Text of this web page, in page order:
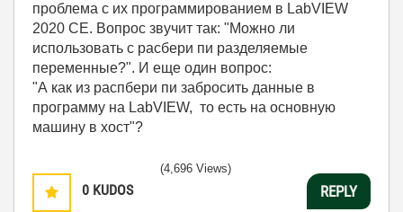
проблема с их программированием в LabVIEW
2020 СЕ. Вопрос звучит так: "Можно ли
использовать с расбери пи разделяемые
переменные?". И еще один вопрос:
"А как из распбери пи забросить данные в
программу на LabVIEW, то есть на основную
машину в хост"?
0 KUDOS
(4,696 Views)
REPLY